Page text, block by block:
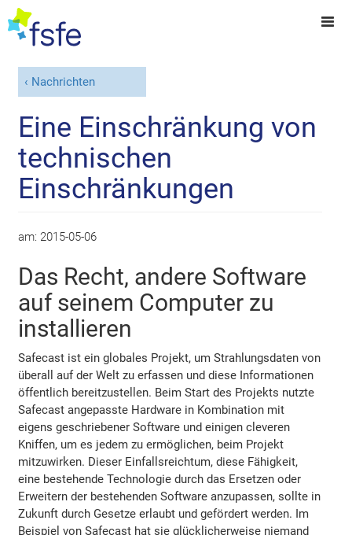
Nachrichten
Eine Einschränkung von
technischen
Einschränkungen
am: 2015-05-06
Das Recht, andere Software
auf seinem Computer zu
installieren
Safecast ist ein globales Projekt, um Strahlungsdaten von
überall auf der Welt zu erfassen und diese Informationen
öffentlich bereitzustellen. Beim Start des Projekts nutzte
Safecast angepasste Hardware in Kombination mit
eigens geschriebener Software und einigen cleveren
Kniffen, um es jedem zu ermöglichen, beim Projekt
mitzuwirken. Dieser Einfallsreichtum, diese Fähigkeit,
eine bestehende Technologie durch das Ersetzen oder
Erweitern der bestehenden Software anzupassen, sollte in
Zukunft durch Gesetze erlaubt und gefördert werden. Im
Beispiel von Safecast hat sie glücklicherweise niemand